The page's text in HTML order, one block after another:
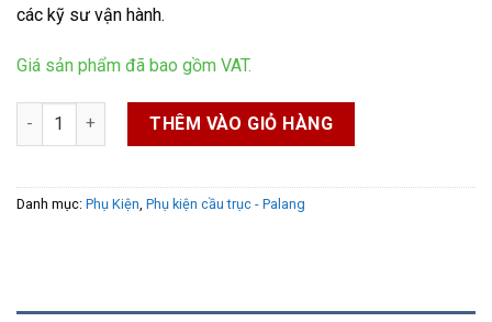
các kỹ sư vận hành.
Giá sản phẩm đã bao gồm VAT.
Móc cẩu palang loại tốt số lượng
THÊM VÀO GIỎ HÀNG
Danh mục: Phụ Kiện Phụ kiện cầu trục - Palang